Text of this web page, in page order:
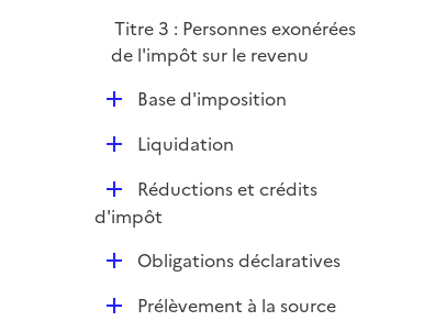
i
e
Titre 3 : Personnes exonérées
de l'impôt sur le revenu
D
e
Base d'imposition
D
l
Liquidation
D
é
Réductions et crédits
d'impôt
DObligations déclaratives
DPrélèvement à la source